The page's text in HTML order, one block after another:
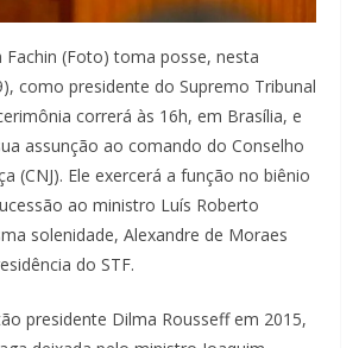
Fachin (Foto) toma posse, nesta
como presidente do Supremo Tribunal
correrá às 16h, em Brasília, e
assunção ao comando do Conselho
(CNJ). Ele exercerá a função no biênio
ao ministro Luís Roberto
solenidade, Alexandre de Moraes
do STF.
presidente Dilma Rousseff em 2015,